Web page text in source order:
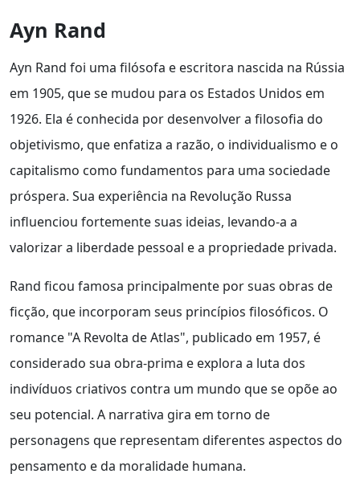
Ayn Rand
Ayn Rand foi uma filósofa e escritora nascida na Rússia
em 1905, que se mudou para os Estados Unidos em
1926. Ela é conhecida por desenvolver a filosofia do
objetivismo, que enfatiza a razão, o individualismo e o
capitalismo como fundamentos para uma sociedade
próspera. Sua experiência na Revolução Russa
influenciou fortemente suas ideias, levando-a a
valorizar a liberdade pessoal e a propriedade privada.
Rand ficou famosa principalmente por suas obras de
ficção, que incorporam seus princípios filosóficos. O
romance "A Revolta de Atlas", publicado em 1957, é
considerado sua obra-prima e explora a luta dos
indivíduos criativos contra um mundo que se opõe ao
seu potencial. A narrativa gira em torno de
personagens que representam diferentes aspectos do
pensamento e da moralidade humana.